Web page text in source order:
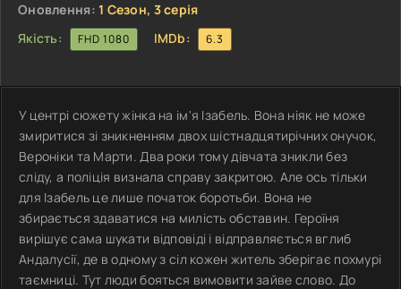
Оновлення: 1 Сезон, 3 серія
Якість:
FHD 1080 IMDb: 6.3
У центрі сюжету жінка на ім'я Ізабель. Вона ніяк не може
змиритися зі зникненням двох шістнадцятирічних онучок,
Вероніки та Марти. Два роки тому дівчата зникли без
сліду, а поліція визнала справу закритою. Але ось тільки
для Ізабель це лише початок боротьби. Вона не
збирається здаватися на милість обставин. Героїня
вирішує сама шукати відповіді і відправляється вглиб
Андалусії, де в одному з сіл кожен житель зберігає похмурі
таємниці. Тут люди бояться вимовити зайве слово. До